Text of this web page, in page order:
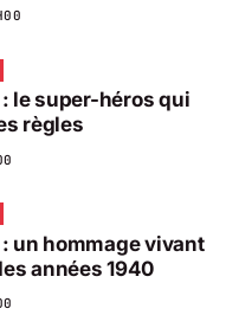
le super-héros qui
règles
un hommage vivant
années 1940